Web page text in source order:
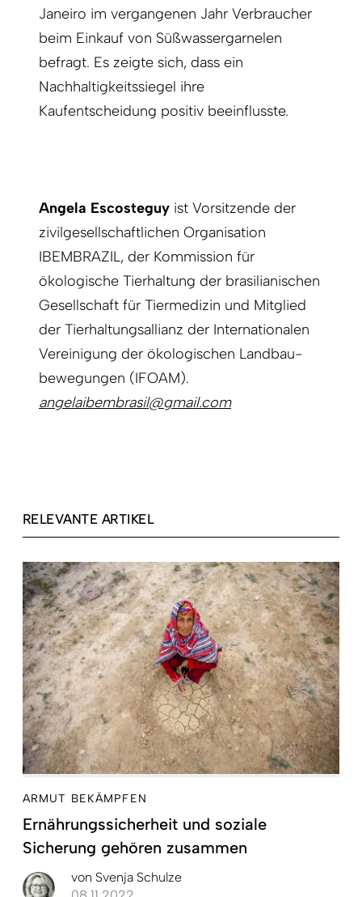
Janeiro im vergangenen Jahr Verbraucher
beim Einkauf von Süßwassergarnelen
befragt. Es zeigte sich, dass ein
Nachhaltigkeitssiegel ihre
Kaufentscheidung positiv beeinflusste.
Angela ­Escosteguy ist Vorsitzende der
zivil­gesellschaftlichen Organisation
IBEMBRAZIL, der Kommission für
ökologische Tierhaltung der brasilianischen
Gesellschaft für Tiermedizin und Mitglied
der Tierhaltungsallianz der Internationalen
Vereinigung der ökologischen Landbau­
bewegungen (IFOAM).
angelaibembrasil@gmail.com
RELEVANTE ARTIKEL
ARMUT BEKÄMPFEN
Ernährungssicherheit und soziale
Sicherung gehören zusammen
von Svenja Schulze